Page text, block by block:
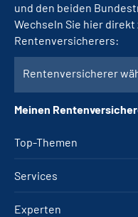
Top-Themen
Services
Experten
und den beiden
Wechseln Sie hier direkt
Rentenversicherers:
Rentenversicherer
Meinen